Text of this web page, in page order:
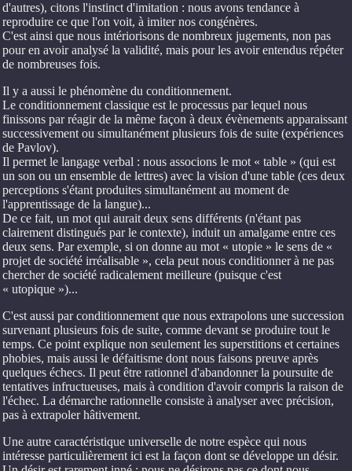
d'autres), citons l'instinct d'imitation : nous avons tendance à
reproduire ce que l'on voit, à imiter nos congénères.
C'est ainsi que nous intériorisons de nombreux jugements, non pas
pour en avoir analysé la validité, mais pour les avoir entendus répéter
de nombreuses fois.
Il y a aussi le phénomène du conditionnement.
Le conditionnement classique est le processus par lequel nous
finissons par réagir de la même façon à deux évènements apparaissant
successivement ou simultanément plusieurs fois de suite (expériences
de Pavlov).
Il permet le langage verbal : nous associons le mot « table » (qui est
un son ou un ensemble de lettres) avec la vision d'une table (ces deux
perceptions s'étant produites simultanément au moment de
l'apprentissage de la langue)...
De ce fait, un mot qui aurait deux sens différents (n'étant pas
clairement distingués par le contexte), induit un amalgame entre ces
deux sens. Par exemple, si on donne au mot « utopie » le sens de «
projet de société irréalisable », cela peut nous conditionner à ne pas
chercher de société radicalement meilleure (puisque c'est
« utopique »)...
C'est aussi par conditionnement que nous extrapolons une succession
survenant plusieurs fois de suite, comme devant se produire tout le
temps. Ce point explique non seulement les superstitions et certaines
phobies, mais aussi le défaitisme dont nous faisons preuve après
quelques échecs. Il peut être rationnel d'abandonner la poursuite de
tentatives infructueuses, mais à condition d'avoir compris la raison de
l'échec. La démarche rationnelle consiste à analyser avec précision,
pas à extrapoler hâtivement.
Une autre caractéristique universelle de notre espèce qui nous
intéresse particulièrement ici est la façon dont se développe un désir.